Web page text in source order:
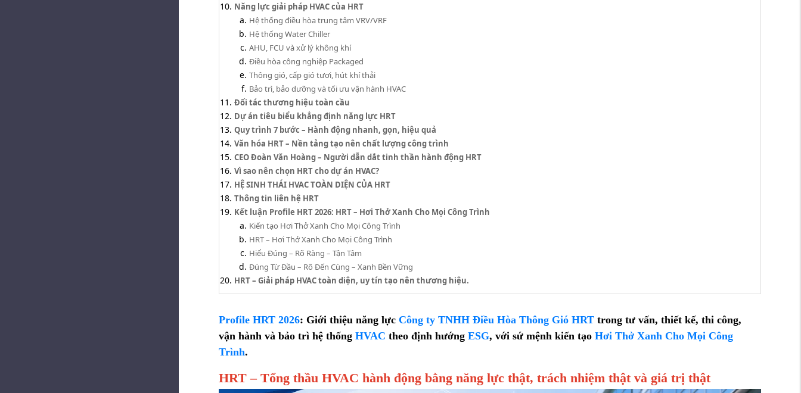
Năng lực giải pháp HVAC của HRT
Hệ thống điều hòa trung tâm VRV/VRF
Hệ thống Water Chiller
AHU, FCU và xử lý không khí
Điều hòa công nghiệp Packaged
Thông gió, cấp gió tươi, hút khí thải
Bảo trì, bảo dưỡng và tối ưu vận hành HVAC
Đối tác thương hiệu toàn cầu
Dự án tiêu biểu khẳng định năng lực HRT
Quy trình 7 bước – Hành động nhanh, gọn, hiệu quả
Văn hóa HRT – Nền tảng tạo nên chất lượng công trình
CEO Đoàn Văn Hoàng – Người dẫn dắt tinh thần hành động HRT
Vì sao nên chọn HRT cho dự án HVAC?
HỆ SINH THÁI HVAC TOÀN DIỆN CỦA HRT
Thông tin liên hệ HRT
Kết luận Profile HRT 2026: HRT – Hơi Thở Xanh Cho Mọi Công Trình
Kiến tạo Hơi Thở Xanh Cho Mọi Công Trình
HRT – Hơi Thở Xanh Cho Mọi Công Trình
Hiểu Đúng – Rõ Ràng – Tận Tâm
Đúng Từ Đầu – Rõ Đến Cùng – Xanh Bền Vững
HRT – Giải pháp HVAC toàn diện, uy tín tạo nên thương hiệu.
Profile HRT 2026: Giới thiệu năng lựcCông ty TNHH Điều Hòa Thông Gió HRT trong tư vấn, thiết kế, thi công,
vận hành và bảo trì hệ thốngHVAC theo định hướngESG, với sứ mệnh kiến tạoHơi Thở Xanh Cho Mọi Công
Trình.
HRT – Tổng thầu HVAC hành động bằng năng lực thật, trách nhiệm thật và giá trị thật